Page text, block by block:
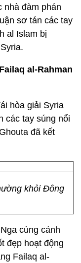
nhà đàm phán
sơ tán các tay
al Islam bị
al-Rahman
hòa giải Syria
các tay súng nổi
đã kết
khỏi Đông
cùng cảnh
đẹp hoạt động
Failaq al-